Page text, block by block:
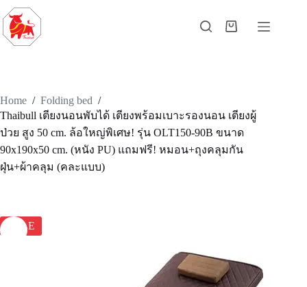
Home / Folding bed /
Thaibull เตียงนอนพับได้ เตียงพร้อมเบาะรองนอน เตียงผู้
ป่วย สูง 50 cm. ล้อใหญ่พิเศษ! รุ่น OLT150-90B ขนาด
90x190x50 cm. (หนัง PU) แถมฟรี! หมอน+ถุงคลุมกัน
ฝุ่น+ผ้าคลุม (คละแบบ)
SALE